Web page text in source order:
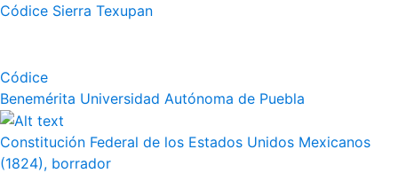
Códice Sierra Texupan
Códice
Benemérita Universidad Autónoma de Puebla
Constitución Federal de los Estados Unidos Mexicanos
(1824), borrador